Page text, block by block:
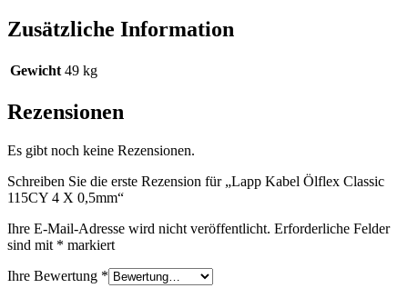
Zusätzliche Information
Gewicht 49 kg
Rezensionen
Es gibt noch keine Rezensionen.
Schreiben Sie die erste Rezension für „Lapp Kabel Ölflex Classic
115CY 4 X 0,5mm“
Ihre E-Mail-Adresse wird nicht veröffentlicht. Erforderliche Felder
sind mit * markiert
Ihre Bewertung *